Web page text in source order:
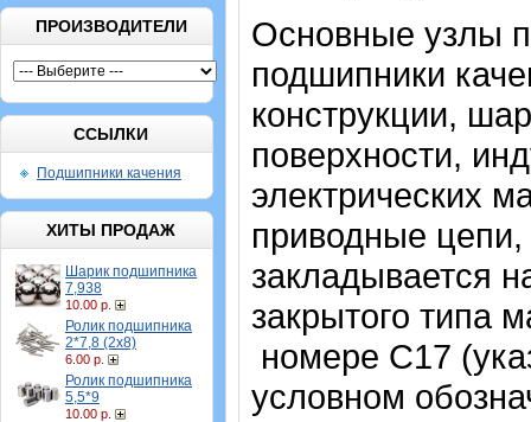
ПРОИЗВОДИТЕЛИ
ССЫЛКИ
Подшипники качения
ХИТЫ ПРОДАЖ
Шарик подшипника
7,938
10.00 р.
Ролик подшипника
2*7,8 (2х8)
6.00 р.
Ролик подшипника
5,5*9
10.00 р.
Основные узлы
подшипники
конструкции,
поверхности,
электрических
приводные
закладывается
закрытого типа
номере С17
условном